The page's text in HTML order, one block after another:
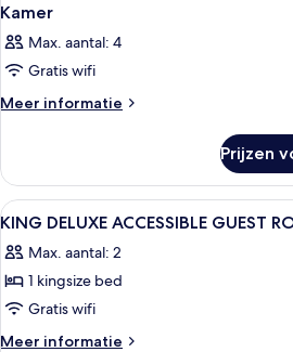
Kamer
Max. aantal: 4
Gratis wifi
Meer informatie
Meer
Prijzen
Alle
foto's
voor
KING
DELUXE
ACCESSIBLE
1
KING DELUXE ACCESSIBLE GUEST
Max. aantal: 2
1 kingsize bed
Gratis wifi
Meer informatie
Meer